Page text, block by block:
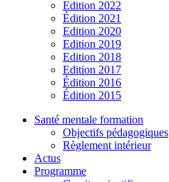
Edition 2022
Édition 2021
Edition 2020
Edition 2019
Edition 2018
Edition 2017
Édition 2016
Édition 2015
Santé mentale formation
Objectifs pédagogiques
Règlement intérieur
Actus
Programme